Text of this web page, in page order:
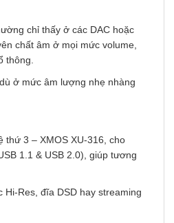
chỉ thấy ở các DAC hoặc
chất âm ở mọi mức volume,
thông.
ở mức âm lượng nhẹ nhàng
thứ 3 – XMOS XU-316, cho
1.1 & USB 2.0), giúp tương
Res, đĩa DSD hay streaming